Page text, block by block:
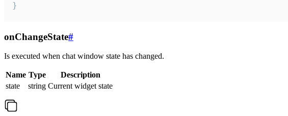
}
onChangeState#
Is executed when chat window state has changed.
Name Type
Description
state
string Current widget state